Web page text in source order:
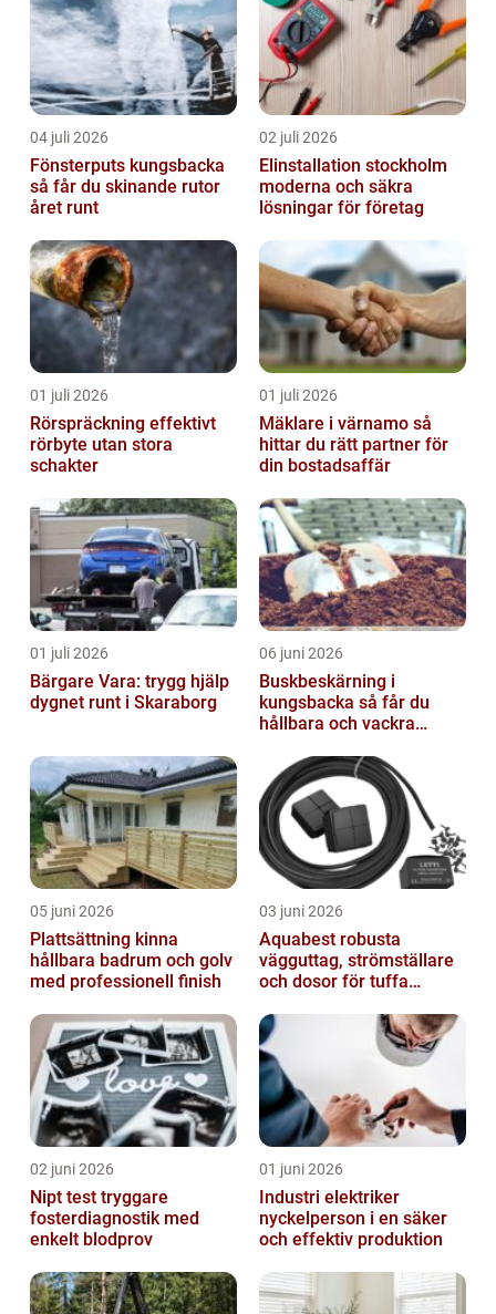
04 juli 2026
Fönsterputs kungsbacka
så får du skinande rutor
året runt
02 juli 2026
Elinstallation stockholm
moderna och säkra
lösningar för företag
01 juli 2026
Rörspräckning effektivt
rörbyte utan stora
schakter
01 juli 2026
Mäklare i värnamo så
hittar du rätt partner för
din bostadsaffär
01 juli 2026
Bärgare Vara: trygg hjälp
dygnet runt i Skaraborg
06 juni 2026
Buskbeskärning i
kungsbacka så får du
hållbara och vackra
05 juni 2026
Plattsättning kinna
hållbara badrum och golv
med professionell finish
03 juni 2026
Aquabest robusta
vägguttag, strömställare
och dosor för tuffa
02 juni 2026
Nipt test tryggare
fosterdiagnostik med
enkelt blodprov
01 juni 2026
Industri elektriker
nyckelperson i en säker
och effektiv produktion